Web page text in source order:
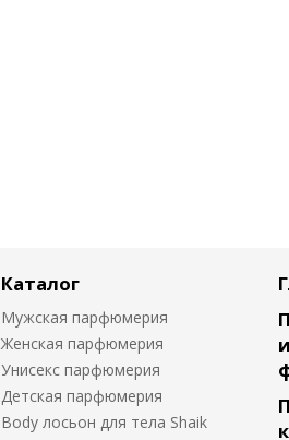
Каталог
Мужская парфюмерия
Женская парфюмерия
Унисекс парфюмерия
Детская парфюмерия
Body лосьон для тела Shaik